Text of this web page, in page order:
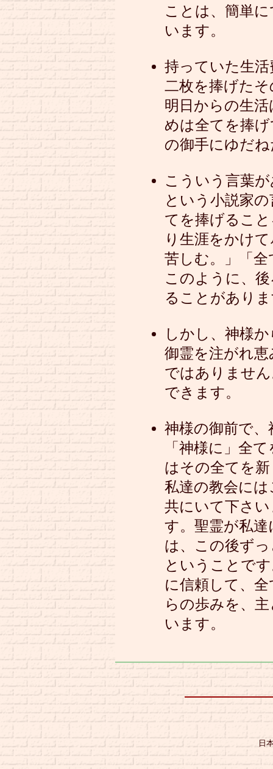
ことは、簡単
います。
持っていた生
二枚を捧げた
明日からの生
めは全てを捧
の御手にゆだ
こういう言葉
という小説家
てを捧げるこ
り生涯をかけ
苦しむ。」「
このように、
ることがあり
しかし、神様
御霊を注がれ
ではありませ
できます。
神様の御前で
「神様に」全
はその全てを
私達の教会に
共にいて下さ
す。聖霊が私
は、この後ず
ということで
に信頼して、
らの歩みを、
います。
日